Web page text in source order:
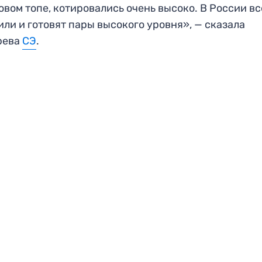
топе, котировались очень высоко. В России
и готовят пары высокого уровня», — сказала
СЭ.